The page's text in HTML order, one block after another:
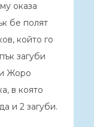
оказа
бе полят
който го
загуби
Жоро
в която
и 2 загуби.